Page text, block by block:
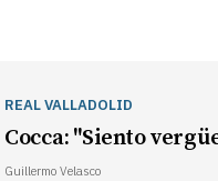
REAL VALLADOLID
Cocca: "Siento
Guillermo Velasco